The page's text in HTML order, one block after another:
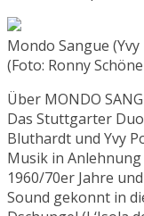
Mondo Sangue
(Foto: Ronny
Über MONDO
Das Stuttgarter
Bluthardt und Yvy
Musik in
1960/70er Jahre
Sound gekonnt in